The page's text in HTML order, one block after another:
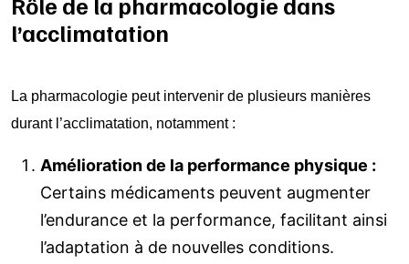
l’acclimatation
La pharmacologie peut intervenir de plusieurs manières
durant l’acclimatation, notamment :
Amélioration de la performance physique :
Certains médicaments peuvent augmenter
l’endurance et la performance, facilitant ainsi
l’adaptation à de nouvelles conditions.